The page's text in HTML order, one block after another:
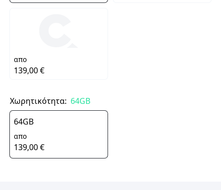
απο
139,00 €
Χωρητικότητα: 64GB
64GB
απο
139,00 €